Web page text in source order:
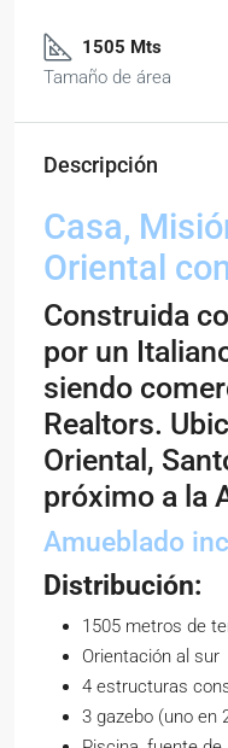
1505 Mts
Tamaño de área
Descripción
Casa,
Oriental
Construida
por un
siendo
Realtors.
Oriental,
próximo a la
Amueblado
Distribución:
1505 metros de
Orientación al sur
4 estructuras
3 gazebo (uno en